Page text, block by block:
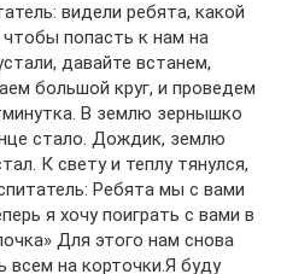
видели ребята, какой
чтобы попасть к нам на
давайте встанем,
большой круг, и проведем
В землю зернышко
стало. Дождик, землю
К свету и теплу тянулся,
Ребята мы с вами
я хочу поиграть с вами в
Для этого нам снова
всем на корточки.Я буду